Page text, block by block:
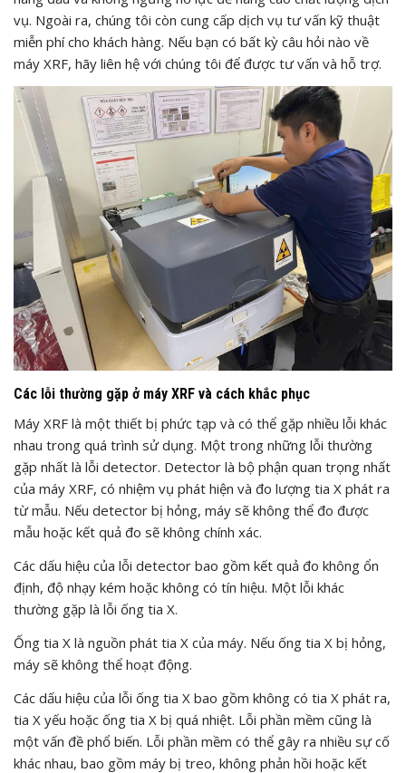
vụ. Ngoài ra, chúng tôi còn cung cấp dịch vụ tư vấn kỹ thuật
miễn phí cho khách hàng. Nếu bạn có bất kỳ câu hỏi nào về
máy XRF, hãy liên hệ với chúng tôi để được tư vấn và hỗ trợ.
Các lỗi thường gặp ở máy XRF và cách khắc phục
Máy XRF là một thiết bị phức tạp và có thể gặp nhiều lỗi khác
nhau trong quá trình sử dụng. Một trong những lỗi thường
gặp nhất là lỗi detector. Detector là bộ phận quan trọng nhất
của máy XRF, có nhiệm vụ phát hiện và đo lượng tia X phát ra
từ mẫu. Nếu detector bị hỏng, máy sẽ không thể đo được
mẫu hoặc kết quả đo sẽ không chính xác.
Các dấu hiệu của lỗi detector bao gồm kết quả đo không ổn
định, độ nhạy kém hoặc không có tín hiệu. Một lỗi khác
thường gặp là lỗi ống tia X.
Ống tia X là nguồn phát tia X của máy. Nếu ống tia X bị hỏng,
máy sẽ không thể hoạt động.
Các dấu hiệu của lỗi ống tia X bao gồm không có tia X phát ra,
tia X yếu hoặc ống tia X bị quá nhiệt. Lỗi phần mềm cũng là
một vấn đề phổ biến. Lỗi phần mềm có thể gây ra nhiều sự cố
khác nhau, bao gồm máy bị treo, không phản hồi hoặc kết